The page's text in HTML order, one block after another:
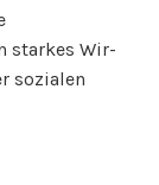
starkes Wir-
sozialen